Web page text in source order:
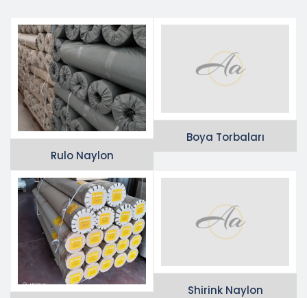
Rulo Naylon
Boya Torbaları
Shirink Naylon